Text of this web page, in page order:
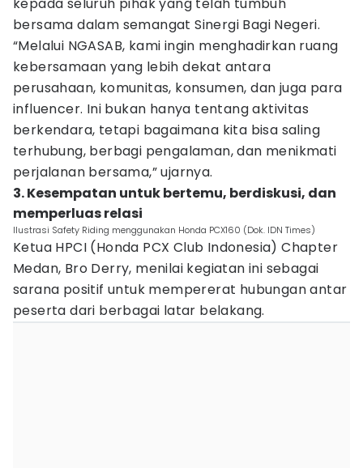
bersama dalam semangat Sinergi Bagi Negeri.
“Melalui NGASAB, kami ingin menghadirkan ruang
kebersamaan yang lebih dekat antara
perusahaan, komunitas, konsumen, dan juga para
influencer. Ini bukan hanya tentang aktivitas
berkendara, tetapi bagaimana kita bisa saling
terhubung, berbagi pengalaman, dan menikmati
perjalanan bersama,” ujarnya.
3. Kesempatan untuk bertemu, berdiskusi, dan
memperluas relasi
Ilustrasi Safety Riding menggunakan Honda PCX160 (Dok. IDN Times)
Ketua HPCI (Honda PCX Club Indonesia) Chapter
Medan, Bro Derry, menilai kegiatan ini sebagai
sarana positif untuk mempererat hubungan antar
peserta dari berbagai latar belakang.